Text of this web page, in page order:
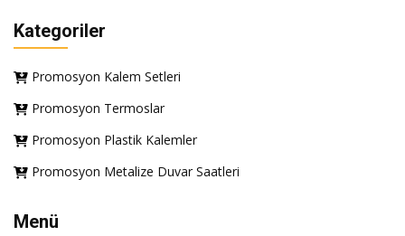
Kategoriler
Promosyon Kalem Setleri
Promosyon Termoslar
Promosyon Plastik Kalemler
Promosyon Metalize Duvar Saatleri
Menü